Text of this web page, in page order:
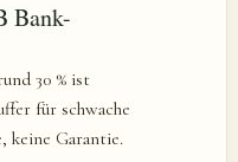
Bank-
30 % ist
für schwache
keine Garantie.